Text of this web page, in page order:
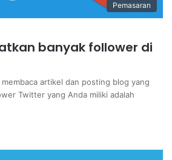
Pemasaran
banyak follower di
artikel dan posting blog yang
Twitter yang Anda miliki adalah